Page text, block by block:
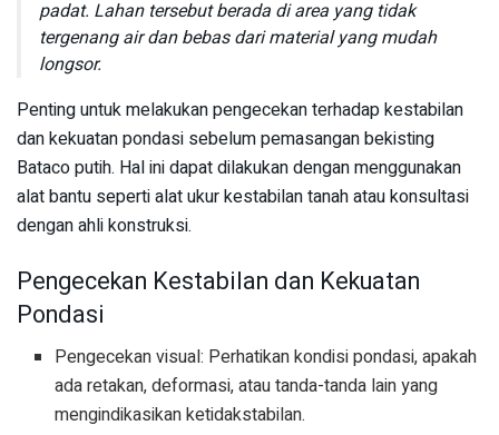
padat. Lahan tersebut berada di area yang tidak
tergenang air dan bebas dari material yang mudah
longsor.
Penting untuk melakukan pengecekan terhadap kestabilan
dan kekuatan pondasi sebelum pemasangan bekisting
Bataco putih. Hal ini dapat dilakukan dengan menggunakan
alat bantu seperti alat ukur kestabilan tanah atau konsultasi
dengan ahli konstruksi.
Pengecekan Kestabilan dan Kekuatan
Pondasi
Pengecekan visual: Perhatikan kondisi pondasi, apakah
ada retakan, deformasi, atau tanda-tanda lain yang
mengindikasikan ketidakstabilan.